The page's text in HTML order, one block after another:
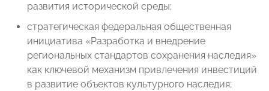
развития исторической среды;
стратегическая федеральная общественная
инициатива «Разработка и внедрение
региональных стандартов сохранения наследия»
как ключевой механизм привлечения инвестиций
в развитие объектов культурного наследия;